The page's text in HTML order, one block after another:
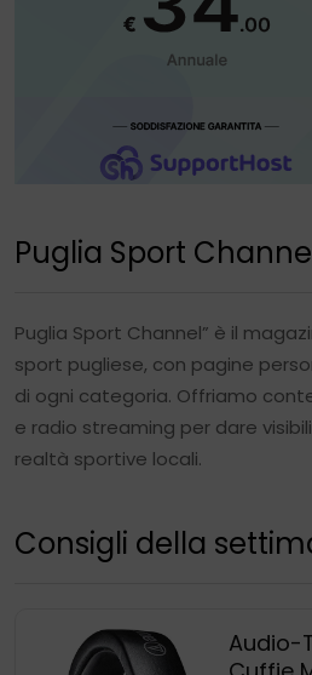
Puglia Sport
Puglia Sport Channel” è il
sport pugliese, con pagine
di ogni categoria. Offriamo
e radio streaming per dare
realtà sportive locali.
Consigli della
Audio-